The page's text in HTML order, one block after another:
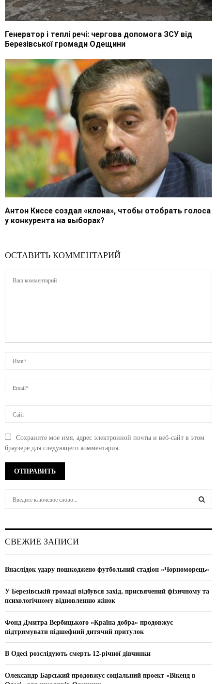
Генератор і теплі речі: чергова допомога ЗСУ від
Березівської громади Одещини
Антон Киссе создал «клона», чтобы отобрать голоса
у конкурента на выборах?
ОСТАВИТЬ КОММЕНТАРИЙ
Сохраните мое имя, адрес электронной почты и веб-сайт в этом
браузере для следующего комментария.
h
o
:
C
СВЕЖИЕ ЗАПИСИ
Внаслідок удару пошкоджено футбольний стадіон «Чорноморець»
У Березівській громаді відбувся захід, присвячений фізичному та
психологічному відновленню жінок
Фонд Дмитра Вербицького «Країна добра» продовжує
підтримувати підшефний дитячий притулок
В Одесі розслідують смерть 12-річної дівчинки
Олександр Барський продовжує соціальний проект «Вікенд в